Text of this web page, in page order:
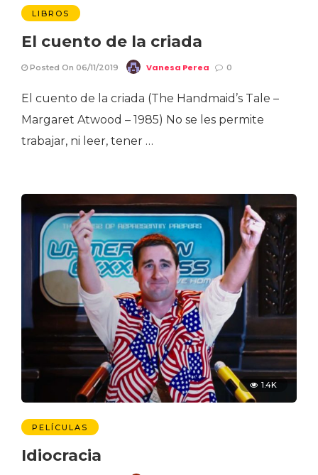
LIBROS
El cuento de la criada
Posted On 06/11/2019 Vanesa Perea 0
El cuento de la criada (The Handmaid’s Tale –
Margaret Atwood – 1985) No se les permite
trabajar, ni leer, tener …
1.4K
PELÍCULAS
Idiocracia